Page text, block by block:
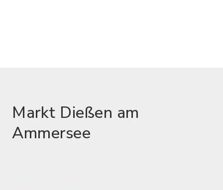
Markt Dießen am
Ammersee